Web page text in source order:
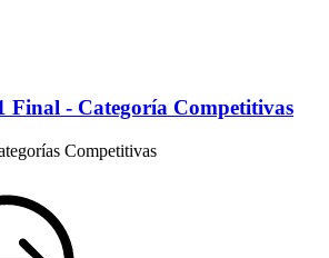
Final - Categoría Competitivas
Competitivas